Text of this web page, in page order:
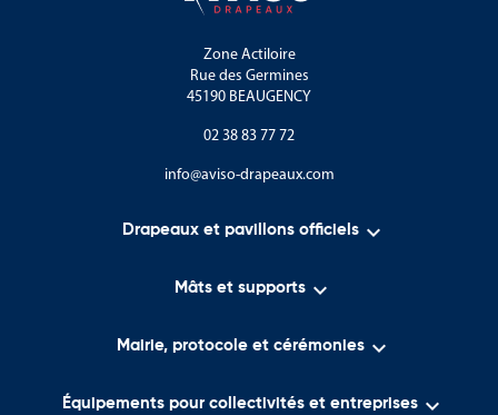
Zone Actiloire
Rue des Germines
45190 BEAUGENCY
02 38 83 77 72
info@aviso-drapeaux.com
Drapeaux et pavillons officiels 
Mâts et supports 
Mairie, protocole et cérémonies 
Équipements pour collectivités et entreprises 